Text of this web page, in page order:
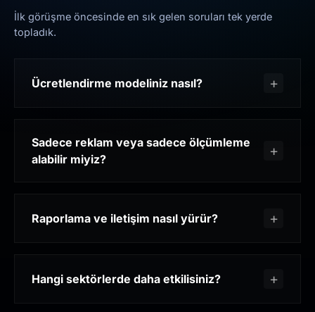
İlk görüşme öncesinde en sık gelen soruları tek yerde
topladık.
Ücretlendirme modeliniz nasıl?
Sadece reklam veya sadece ölçümleme
alabilir miyiz?
Raporlama ve iletişim nasıl yürür?
Hangi sektörlerde daha etkilisiniz?